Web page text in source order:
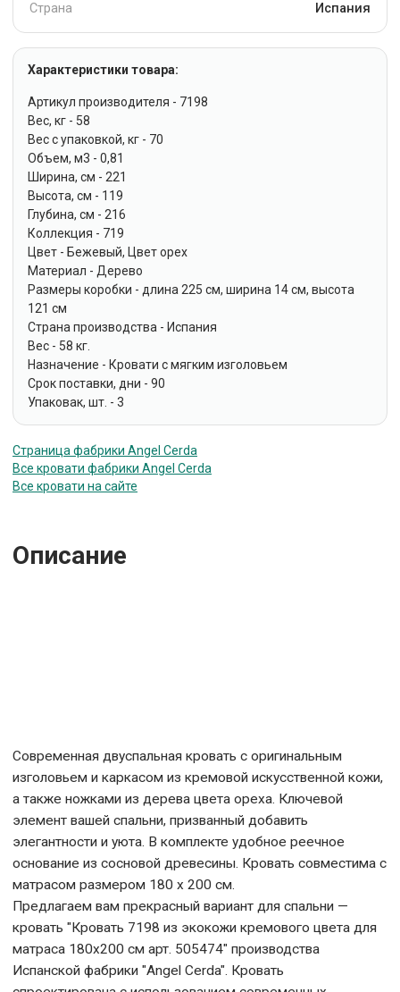
Страна Испания
Характеристики товара:
Артикул производителя - 7198
Вес, кг - 58
Вес с упаковкой, кг - 70
Объем, м3 - 0,81
Ширина, см - 221
Высота, см - 119
Глубина, см - 216
Коллекция - 719
Цвет - Бежевый, Цвет орех
Материал - Дерево
Размеры коробки - длина 225 см, ширина 14 см, высота
121 см
Страна производства - Испания
Вес - 58 кг.
Назначение - Кровати с мягким изголовьем
Срок поставки, дни - 90
Упаковак, шт. - 3
Страница фабрики Angel Cerda
Все кровати фабрики Angel Cerda
Все кровати на сайте
Описание
Современная двуспальная кровать с оригинальным
изголовьем и каркасом из кремовой искусственной кожи,
а также ножками из дерева цвета ореха. Ключевой
элемент вашей спальни, призванный добавить
элегантности и уюта. В комплекте удобное реечное
основание из сосновой древесины. Кровать совместима с
матрасом размером 180 x 200 см.
Предлагаем вам прекрасный вариант для спальни —
кровать "Кровать 7198 из экокожи кремового цвета для
матраса 180x200 см арт. 505474" производства
Испанской фабрики "Angel Cerda". Кровать